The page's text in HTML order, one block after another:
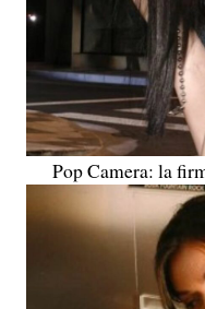
Pop Camera: la